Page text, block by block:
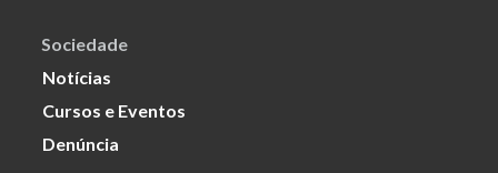
Sociedade
Notícias
Cursos e Eventos
Denúncia